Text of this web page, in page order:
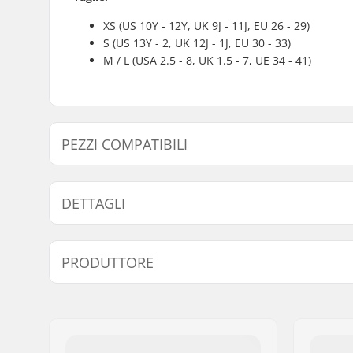
XS (US 10Y - 12Y, UK 9J - 11J, EU 26 - 29)
S (US 13Y - 2, UK 12J - 1J, EU 30 - 33)
M / L (USA 2.5 - 8, UK 1.5 - 7, UE 34 - 41)
PEZZI COMPATIBILI
Trova prodotti compatibili con Roces Jokey / Compy
DETTAGLI
Bullone montaggio freno: Incluso
PRODUTTORE